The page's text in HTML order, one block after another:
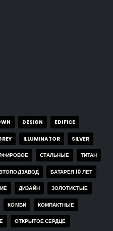
DESIGN EDIFICE
ILLUMINATOR SILVER
СТАЛЬНЫЕ ТИТАН
БАТАРЕЯ 10 ЛЕТ
ДИЗАЙН ЗОЛОТИСТЫЕ
КОМБИ КОМПАКТНЫЕ
ОТКРЫТОЕ СЕРДЦЕ